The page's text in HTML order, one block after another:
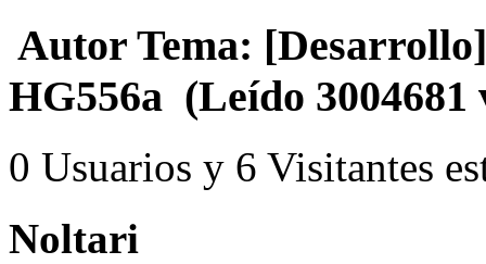
Autor Tema:
HG556a (Leído 3004681
0 Usuarios y 6 Visitantes
Noltari